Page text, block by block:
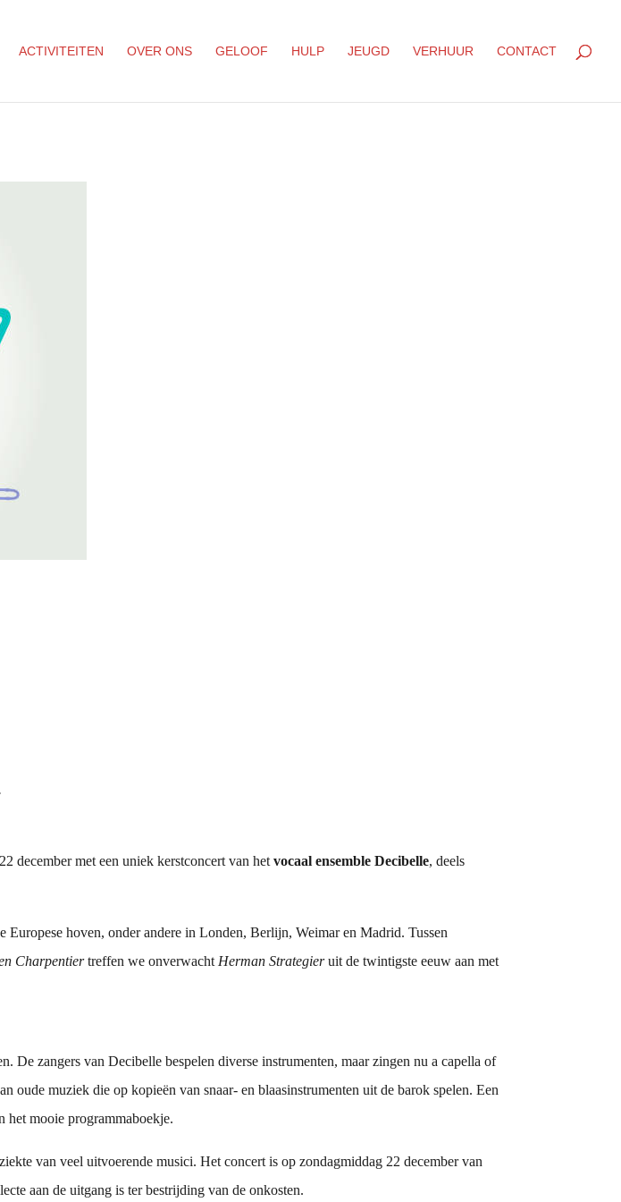
ACTIVITEITEN OVER ONS GELOOF HULP JEUGD VERHUUR CONTACT
december met een uniek kerstconcert van hetvocaal ensemble Decibelle, deels
Europese hoven, onder andere in Londen, Berlijn, Weimar en Madrid. Tussen
Charpentiertreffen we onverwacht Herman Strategieruit de twintigste eeuw aan met
De zangers van Decibelle bespelen diverse instrumenten, maar zingen nu a capella of
muziek die op kopieën van snaar- en blaasinstrumenten uit de barok spelen. Een
het mooie programmaboekje.
van veel uitvoerende musici. Het concert is op zondagmiddag 22 december van
aan de uitgang is ter bestrijding van de onkosten.